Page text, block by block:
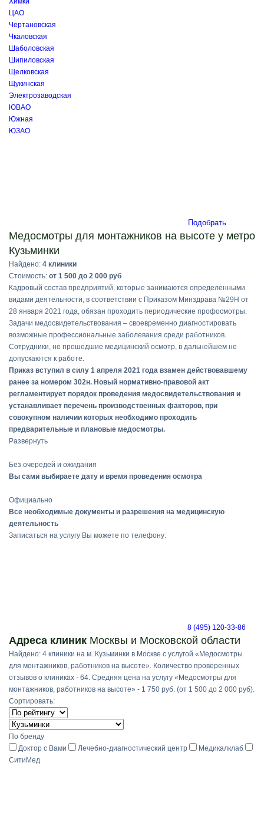
ЦАО
Чертановская
Чкаловская
Шаболовская
Шипиловская
Щелковская
Щукинская
Электрозаводская
ЮВАО
Южная
ЮЗАО
Подобрать
Медосмотры для монтажников на высоте у метро
Кузьминки
Найдено: 4 клиники
Стоимость: от 1 500 до 2 000 руб
Кадровый состав предприятий, которые занимаются определенными
видами деятельности, в соответствии с Приказом Минздрава №29Н от
28 января 2021 года, обязан проходить периодические профосмотры.
Задачи медосвидетельствования – своевременно диагностировать
возможные профессиональные заболевания среди работников.
Сотрудники, не прошедшие медицинский осмотр, в дальнейшем не
допускаются к работе.
Приказ вступил в силу 1 апреля 2021 года взамен действовавшему
ранее за номером 302н. Новый нормативно-правовой акт
регламентирует порядок проведения медосвидетельствования и
устанавливает перечень производственных факторов, при
совокупном наличии которых необходимо проходить
предварительные и плановые медосмотры.
Развернуть
Без очередей и ожидания
Вы сами выбираете дату и время проведения осмотра
Официально
Все необходимые документы и разрешения на медицинскую
деятельность
Записаться на услугу Вы можете по телефону:
8 (495) 120-33-86
Адреса клиник Москвы и Московской области
Найдено: 4 клиники на м. Кузьминки в Москве с услугой «Медосмотры
для монтажников, работников на высоте». Количество проверенных
отзывов о клиниках - 64. Средняя цена на услугу «Медосмотры для
монтажников, работников на высоте» - 1 750 руб. (от 1 500 до 2 000 руб).
Сортировать:
По бренду
Доктор с Вами
Лечебно-диагностический центр
Медикалклаб
СитиМед